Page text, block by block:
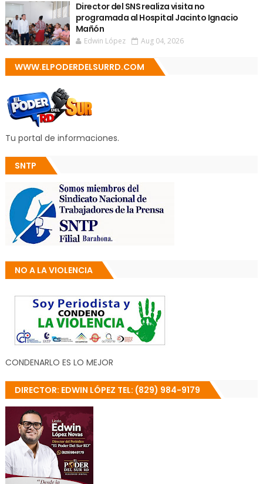
Director del SNS realiza visita no
programada al Hospital Jacinto Ignacio
Mañón
Edwin López Aug 04, 2026
WWW.ELPODERDELSURRD.COM
Tu portal de informaciones.
SNTP
NO A LA VIOLENCIA
CONDENARLO ES LO MEJOR
DIRECTOR: EDWIN LÓPEZ TEL: (829) 984-9179